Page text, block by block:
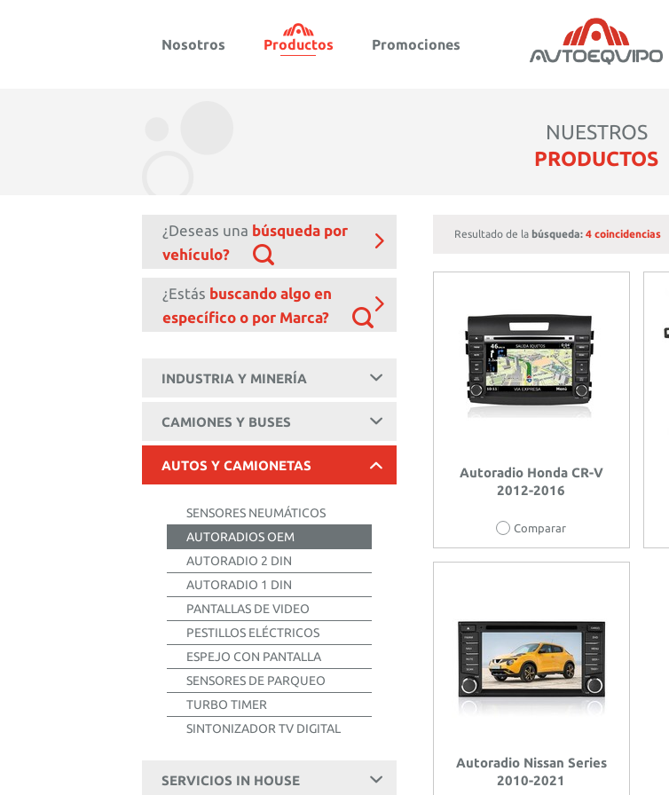
Nosotros Productos Promociones
NUESTROS
PRODUCTOS
¿Deseas una búsqueda por
vehículo?
¿Estás buscando algo en
específico o por Marca?
INDUSTRIA Y MINERÍA
CAMIONES Y BUSES
AUTOS Y CAMIONETAS
SENSORES NEUMÁTICOS
AUTORADIOS OEM
AUTORADIO 2 DIN
AUTORADIO 1 DIN
PANTALLAS DE VIDEO
PESTILLOS ELÉCTRICOS
ESPEJO CON PANTALLA
SENSORES DE PARQUEO
TURBO TIMER
SINTONIZADOR TV DIGITAL
SERVICIOS IN HOUSE
Resultado de la búsqueda: 4 coincidencias
Autoradio Honda CR-V
2012-2016
Comparar
Autoradio Nissan Series
2010-2021